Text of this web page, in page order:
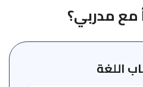
مع مدربي؟
اللغة